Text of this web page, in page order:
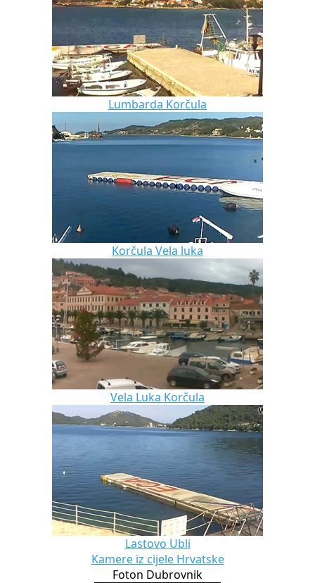
Lumbarda Korčula
Korčula Vela luka
Vela Luka Korčula
Lastovo Ubli
Kamere iz cijele Hrvatske
Foton Dubrovnik